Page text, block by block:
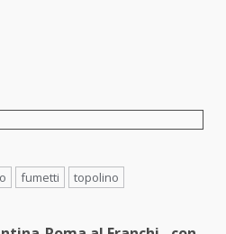
fumetti topolino